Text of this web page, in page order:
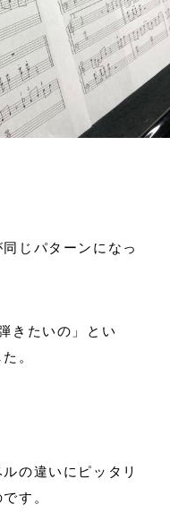
じパターンになっ
きたいの」とい
。
の違いにピッタリ
す。